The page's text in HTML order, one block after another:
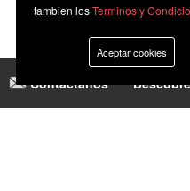
Contáctanos|
tambien losTerminos y
Aceptar cookies